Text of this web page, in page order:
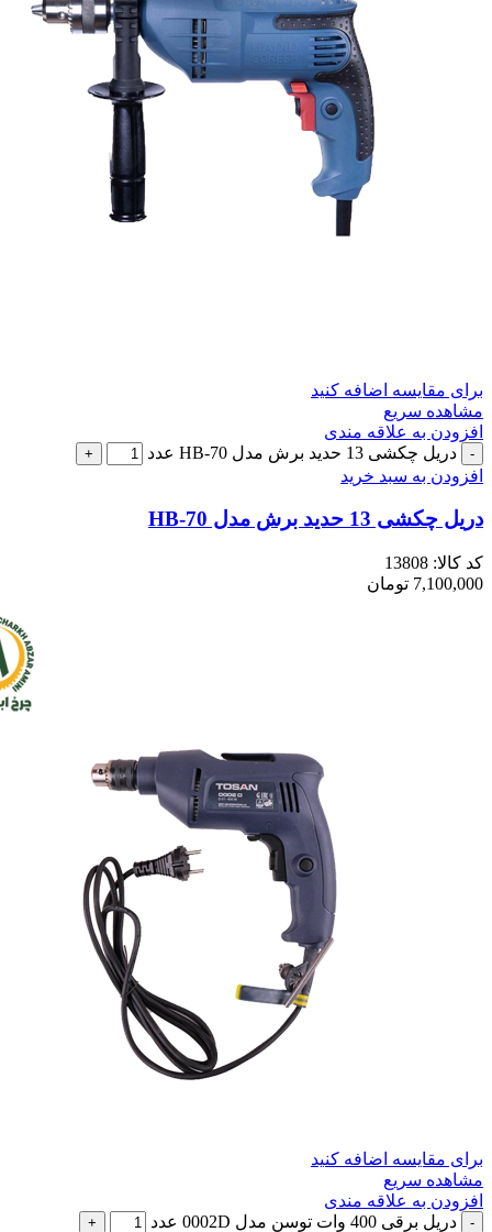
برای مقایسه اضافه کنید
مشاهده سریع
افزودن به علاقه مندی
دریل چکشی 13 حدید برش مدل HB-70 عدد
افزودن به سبد خرید
دریل چکشی 13 حدید برش مدل HB-70
کد کالا: 13808
7,100,000 تومان
برای مقایسه اضافه کنید
مشاهده سریع
افزودن به علاقه مندی
دریل برقی 400 وات توسن مدل 0002D عدد